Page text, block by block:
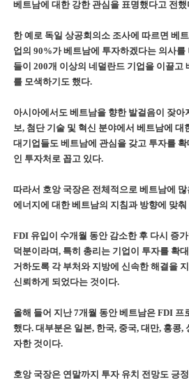
베트남에 대한 강한 관심을 표명했다고 전했
한 예로 독일 상공회의소 조사에 따르면 베
업의 90%가 베트남에 투자하겠다는 의사
들이 200개 이상의 네덜란드 기업을 이끌
를 모색하기도 했다.
아시아에서도 베트남을 향한 발걸음이 잦
보, 첨단 기술 및 혁신 분야에서 베트남에
대기업들도 베트남에 관심을 갖고 투자를
인 투자처로 꼽고 있다.
따라서 호앙 국장은 전체적으로 베트남에
에너지에 대한 베트남의 지침과 방향에 맞
FDI 유입이 수개월 동안 감소한 후 다시 증
덕분이라며, 특히 총리는 기업이 투자를 확
거하도록 각 부처와 지방에 신속한 해결을
신뢰하게 되었다는 것이다.
올해 들어 지난 7개월 동안 베트남은 FDI
했다. 대부분은 일본, 한국, 중국, 대만, 홍콩
자한 것이다.
호앙 국장은 연말까지 투자 유치 전망도 긍